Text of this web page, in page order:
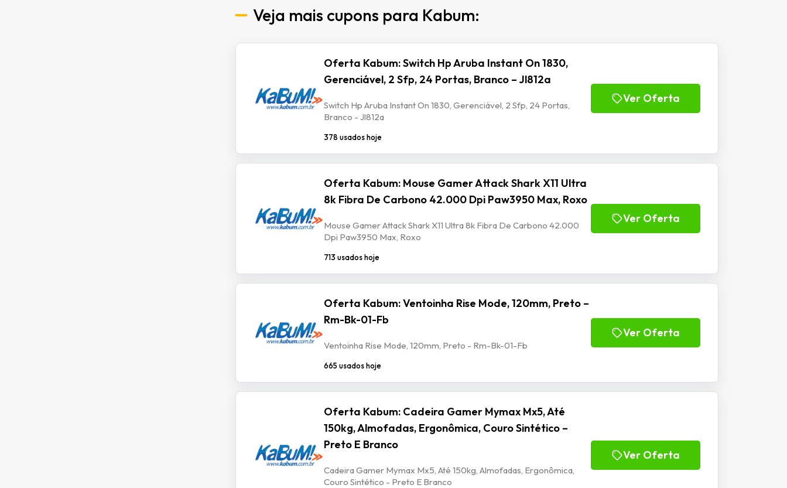
Veja mais cupons para Kabum:
Oferta Kabum: Switch Hp Aruba Instant On 1830,
Gerenciável, 2 Sfp, 24 Portas, Branco – Jl812a
Switch Hp Aruba Instant On 1830, Gerenciável, 2 Sfp, 24 Portas,
Branco - Jl812a
378 usados hoje
Ver Oferta
Oferta Kabum: Mouse Gamer Attack Shark X11 Ultra
8k Fibra De Carbono 42.000 Dpi Paw3950 Max, Roxo
Mouse Gamer Attack Shark X11 Ultra 8k Fibra De Carbono 42.000
Dpi Paw3950 Max, Roxo
713 usados hoje
Ver Oferta
Oferta Kabum: Ventoinha Rise Mode, 120mm, Preto –
Rm-Bk-01-Fb
Ventoinha Rise Mode, 120mm, Preto - Rm-Bk-01-Fb
665 usados hoje
Ver Oferta
Oferta Kabum: Cadeira Gamer Mymax Mx5, Até
150kg, Almofadas, Ergonômica, Couro Sintético –
Preto E Branco
Cadeira Gamer Mymax Mx5, Até 150kg, Almofadas, Ergonômica,
Couro Sintético - Preto E Branco
Ver Oferta